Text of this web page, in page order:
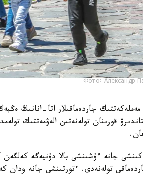
Фото: Александр
جاردەماقىلار اتا-انانىڭ
قورىنان تولەنەتىن الەۋمەتتىك